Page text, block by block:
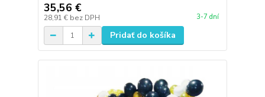
35,56 €
28,91 € bez DPH 3-7 dní
Pridať do košíka